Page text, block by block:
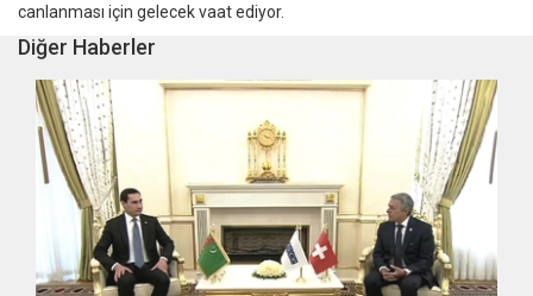
canlanması için gelecek vaat ediyor.
Diğer Haberler